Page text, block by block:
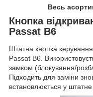
Весь
Кнопка
Passat B6
Штатна кнопка
Passat B6.
замком (блокування/
Підходить для заміни
встановлюється у